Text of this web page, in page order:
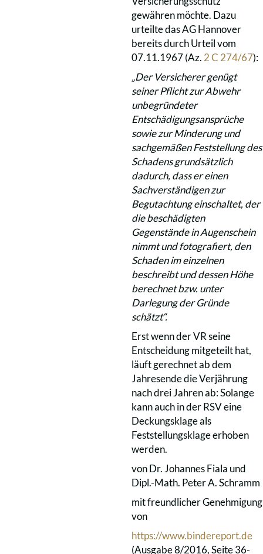
gewähren möchte. Dazu
urteilte das AG Hannover
bereits durch Urteil vom
07.11.1967 (Az. 2 C 274/67):
„Der Versicherer genügt
seiner Pflicht zur Abwehr
unbegründeter
Entschädigungsansprüche
sowie zur Minderung und
sachgemäßen Feststellung des
Schadens grundsätzlich
dadurch, dass er einen
Sachverständigen zur
Begutachtung einschaltet, der
die beschädigten
Gegenstände in Augenschein
nimmt und fotografiert, den
Schaden im einzelnen
beschreibt und dessen Höhe
berechnet bzw. unter
Darlegung der Gründe
schätzt“.
Erst wenn der VR seine
Entscheidung mitgeteilt hat,
läuft gerechnet ab dem
Jahresende die Verjährung
nach drei Jahren ab: Solange
kann auch in der RSV eine
Deckungsklage als
Feststellungsklage erhoben
werden.
von Dr. Johannes Fiala und
Dipl.-Math. Peter A. Schramm
mit freundlicher Genehmigung
von
https://www.bindereport.de
(Ausgabe 8/2016, Seite 36-